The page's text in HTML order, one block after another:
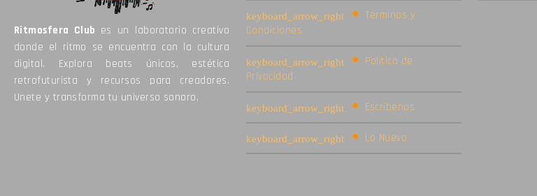
Ritmosfera Club es un laboratorio creativo
donde el ritmo se encuentra con la cultura
digital. Explora beats únicos, estética
retrofuturista y recursos para creadores.
Unete y transforma tu universo sonoro.
Términos y
Condiciones
Política de
Privacidad
Escríbenos
Lo Nuevo